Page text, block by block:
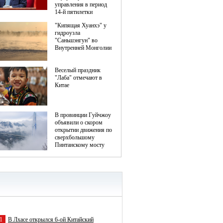
1 В Лхасе открылся 6-ой Китайский